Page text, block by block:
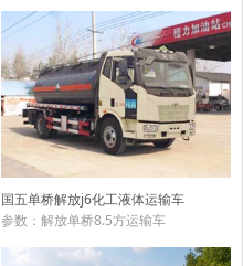
国五单桥解放j6化工液体运输车
参数：解放单桥8.5方运输车